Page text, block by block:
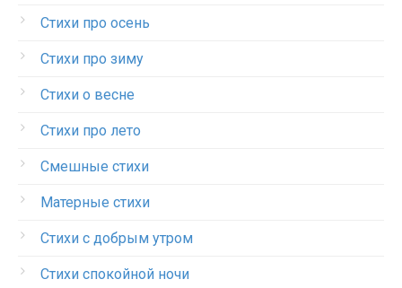
Стихи про осень
Стихи про зиму
Стихи о весне
Стихи про лето
Смешные стихи
Матерные стихи
Стихи с добрым утром
Стихи спокойной ночи